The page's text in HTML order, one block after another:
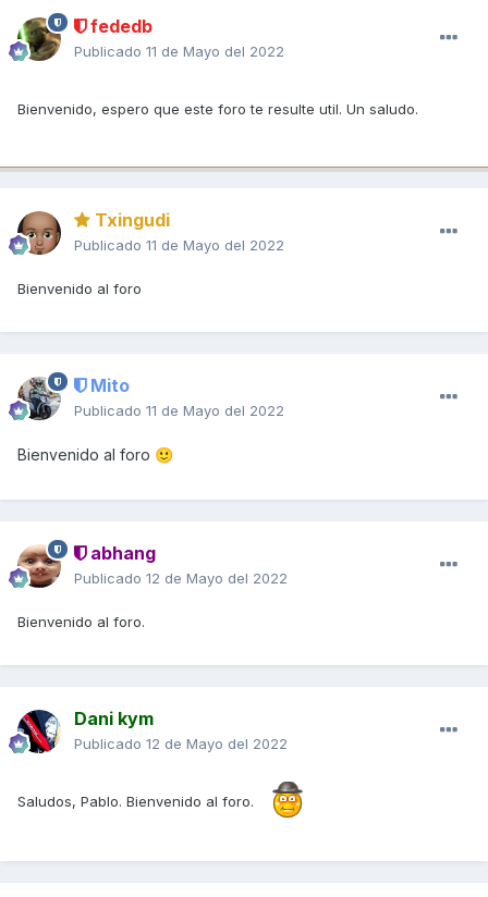
fededb
Publicado 11 de Mayo del 2022
Bienvenido, espero que este foro te resulte util. Un saludo.
Txingudi
Publicado 11 de Mayo del 2022
Bienvenido al foro
Mito
Publicado 11 de Mayo del 2022
Bienvenido al foro 🙂
abhang
Publicado 12 de Mayo del 2022
Bienvenido al foro.
Dani kym
Publicado 12 de Mayo del 2022
Saludos, Pablo. Bienvenido al foro.